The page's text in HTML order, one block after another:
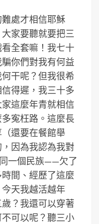
處才相信耶穌
家要聽就要把三
全套嘛！我七十
你們對我有何益
干呢？但我很希
得遲，我三十多
這麼年青就相信
寃枉路。這麼長
還要在餐館舉
因為我認為我對
一個民族——欠了
間、經歷了這麼
天我越活越年
？我還可以穿著
可以呢？聽三小